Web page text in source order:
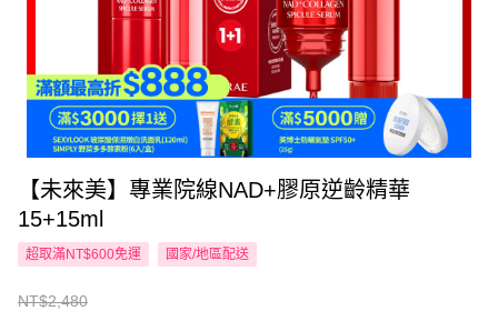
【未來美】專業院線NAD+膠原逆齡精華
15+15ml
超取滿NT$600免運 國家/地區配送
NT$2,480